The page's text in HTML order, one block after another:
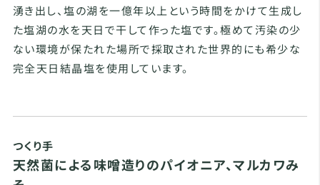
湧き出し、塩の湖を一億年以上という時間をかけて生成し
た塩湖の水を天日で干して作った塩です。極めて汚染の少
ない環境が保たれた場所で採取された世界的にも希少な
完全天日結晶塩を使用しています。
つくり手
天然菌による味噌造りのパイオニア、マルカワみ